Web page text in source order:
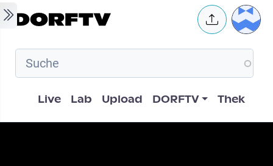
Skip to main content User
Hauptnavigation
Live Lab Upload DORFTV Thek